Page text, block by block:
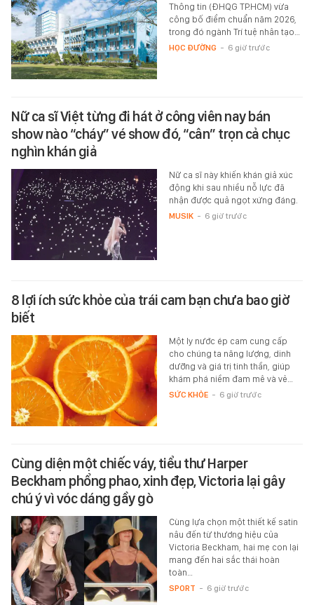
Thông tin (ĐHQG TP.HCM) vừa
công bố điểm chuẩn năm 2026,
trong đó ngành Trí tuệ nhân tạo…
HỌC ĐƯỜNG - 6 giờ trước
Nữ ca sĩ Việt từng đi hát ở công viên nay bán
show nào “cháy” vé show đó, “cân” trọn cả chục
nghìn khán giả
Nữ ca sĩ này khiến khán giả xúc
động khi sau nhiều nỗ lực đã
nhận được quả ngọt xứng đáng.
MUSIK - 6 giờ trước
8 lợi ích sức khỏe của trái cam bạn chưa bao giờ
biết
Một ly nước ép cam cung cấp
cho chúng ta năng lượng, dinh
dưỡng và giá trị tinh thần, giúp
khám phá niềm đam mê và vẻ…
SỨC KHỎE - 6 giờ trước
Cùng diện một chiếc váy, tiểu thư Harper
Beckham phổng phao, xinh đẹp, Victoria lại gây
chú ý vì vóc dáng gầy gò
Cùng lựa chọn một thiết kế satin
nâu đến từ thương hiệu của
Victoria Beckham, hai mẹ con lại
mang đến hai sắc thái hoàn
toàn…
SPORT - 6 giờ trước